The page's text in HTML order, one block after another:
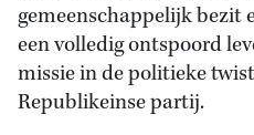
gemeenschappelijk bezit
een volledig ontspoord
missie in de politieke
Republikeinse partij.